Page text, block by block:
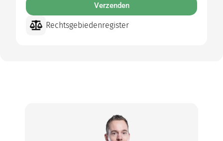
Verzenden
Rechtsgebiedenregister